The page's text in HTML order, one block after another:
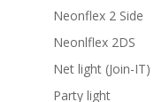
Neonflex 2 Side
Neonlflex 2DS
Net light (Join-IT)
Party light